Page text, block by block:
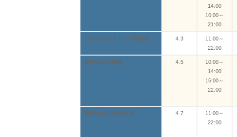
14:00
16:00～
21:00
カラダファクトリー新橋店 4.3
11:00～
22:00
新橋汐留治療院 4.5
10:00～
14:00
15:00～
22:00
背骨labo汐留整体院 4.7
11:00～
22:00